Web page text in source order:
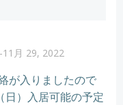
-11月 29, 2022
が入りましたので
日）入居可能の予定